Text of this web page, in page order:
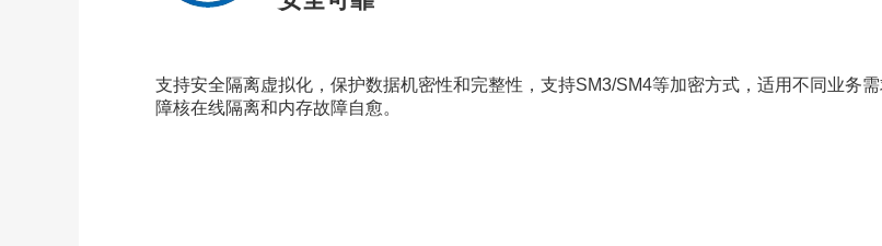
支持安全隔离虚拟化，保护数据机密性和完整性，支持SM3/SM4等加密方式，适用不同业务
障核在线隔离和内存故障自愈。